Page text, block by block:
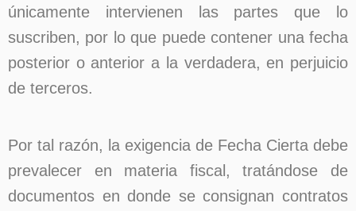
únicamente intervienen las partes que lo
suscriben, por lo que puede contener una fecha
posterior o anterior a la verdadera, en perjuicio
de terceros.
Por tal razón, la exigencia de Fecha Cierta debe
prevalecer en materia fiscal, tratándose de
documentos en donde se consignan contratos